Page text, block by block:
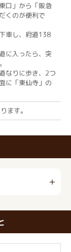
口」から「阪急
くのが便利で
車し、府道138
に入ったら、突
なりに歩き、2つ
に「東仙寺」の
ます。